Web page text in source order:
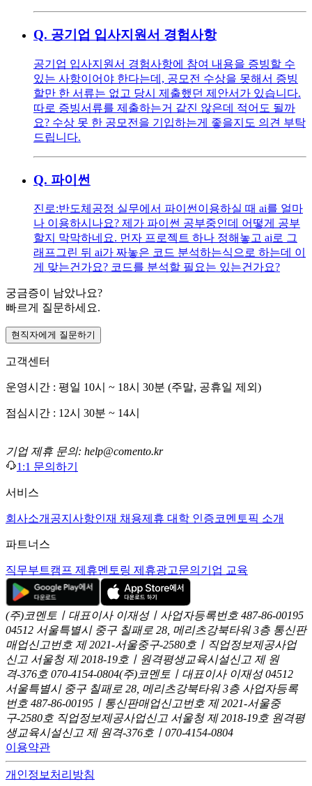
Q. 공기업 입사지원서 경험사항
공기업 입사지원서 경험사항에 참여 내용을 증빙할 수
있는 사항이어야 한다는데, 공모전 수상을 못해서 증빙
할만 한 서류는 없고 당시 제출했던 제안서가 있습니다.
따로 증빙서류를 제출하는거 같진 않은데 적어도 될까
요? 수상 못 한 공모전을 기입하는게 좋을지도 의견 부탁
드립니다.
Q. 파이썬
진로:반도체공정 실무에서 파이썬이용하실 때 ai를 얼마
나 이용하시나요? 제가 파이썬 공부중인데 어떻게 공부
할지 막막하네요. 먼자 프로젝트 하나 정해놓고 ai로 그
래프그린 뒤 ai가 짜놓은 코드 분석하는식으로 하는데 이
게 맞는건가요? 코드를 분석할 필요는 있는건가요?
궁금증이 남았나요?
빠르게 질문하세요.
현직자에게 질문하기
고객센터
운영시간 : 평일 10시 ~ 18시 30분 (주말, 공휴일 제외)
점심시간 : 12시 30분 ~ 14시
기업 제휴 문의: help@comento.kr
1:1 문의하기
서비스
회사소개 공지사항인재 채용제휴 대학 인증코멘토픽 소개
파트너스
직무부트캠프 제휴멘토링 제휴광고문의 기업 교육
(주)코멘토ㅣ대표이사 이재성ㅣ사업자등록번호 487-86-00195
04512 서울특별시 중구 칠패로 28, 메리츠강북타워 3층 통신판
매업신고번호 제 2021-서울중구-2580호ㅣ직업정보제공사업
신고 서울청 제 2018-19호ㅣ원격평생교육시설신고 제 원
격-376호 070-4154-0804(주)코멘토ㅣ대표이사 이재성 04512
서울특별시 중구 칠패로 28, 메리츠강북타워 3층 사업자등록
번호 487-86-00195ㅣ통신판매업신고번호 제 2021-서울중
구-2580호 직업정보제공사업신고 서울청 제 2018-19호 원격평
생교육시설신고 제 원격-376호ㅣ070-4154-0804
이용약관
개인정보처리방침